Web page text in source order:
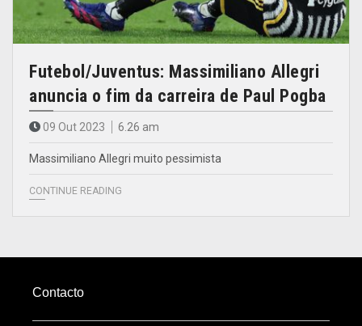
Futebol/Juventus: Massimiliano Allegri
anuncia o fim da carreira de Paul Pogba
09 Out 2023 6.26 am
Massimiliano Allegri muito pessimista
CONTINUE READING
Contacto